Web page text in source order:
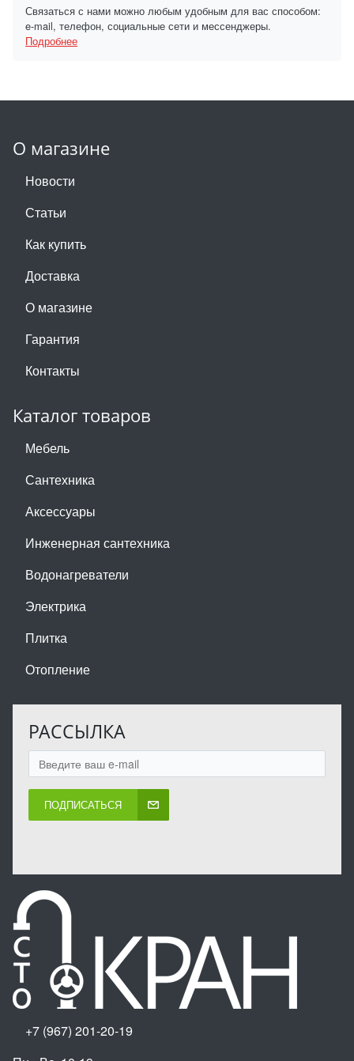
Связаться с нами можно любым удобным для вас способом:
e-mail, телефон, социальные сети и мессенджеры.
Подробнее
О магазине
Новости
Статьи
Как купить
Доставка
О магазине
Гарантия
Контакты
Каталог товаров
Мебель
Сантехника
Аксессуары
Инженерная сантехника
Водонагреватели
Электрика
Плитка
Отопление
РАССЫЛКА
ПОДПИСАТЬСЯ
+7 (967) 201-20-19